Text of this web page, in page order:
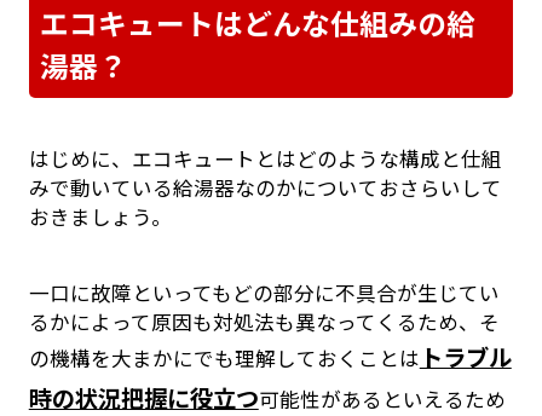
エコキュートはどんな仕組みの給
湯器？
はじめに、エコキュートとはどのような構成と仕組
みで動いている給湯器なのかについておさらいして
おきましょう。
一口に故障といってもどの部分に不具合が生じてい
るかによって原因も対処法も異なってくるため、そ
の機構を大まかにでも理解しておくことは トラブル
時の状況把握に役立つ可能性があるといえるため